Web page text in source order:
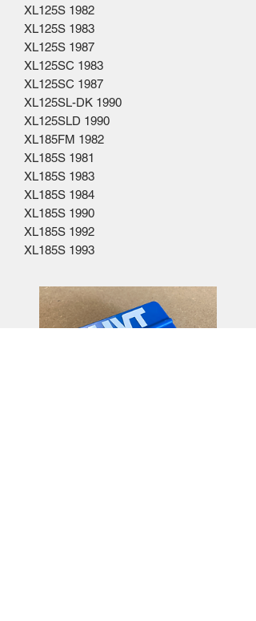
XL125S 1982
XL125S 1983
XL125S 1987
XL125SC 1983
XL125SC 1987
XL125SL-DK 1990
XL125SLD 1990
XL185FM 1982
XL185S 1981
XL185S 1983
XL185S 1984
XL185S 1990
XL185S 1992
XL185S 1993